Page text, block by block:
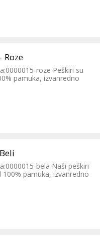
prave boje za Vas.
Roze
roze Peškiri su
pamuka, izvanredno
daje Vam prednost pri
za Vas.
bela Naši peškiri
100% pamuka, izvanredno
daje Vam prednost pri
za Vas.